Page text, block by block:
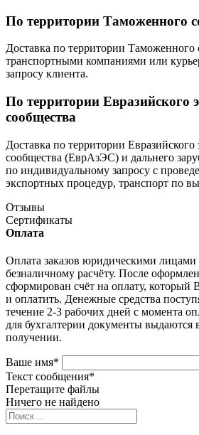
По территории Таможенного
Доставка по территории Таможенного
транспортными компаниями или
запросу клиента.
По территории Евразийского
сообщества
Доставка по территории Евразийского
сообщества (ЕврАзЭС) и дальнего
по индивидуальному запросу с
экспортных процедур, транспорт по
Отзывы
Сертификаты
Оплата
Оплата заказов юридическими лицами
безналичному расчёту. После
сформирован счёт на оплату, который
и оплатить. Денежные средства
течение 2-3 рабочих дней с момента
для бухгалтерии документы выдаются
получении.
Ваше имя*
Текст сообщения*
Перетащите файлы
Ничего не найдено